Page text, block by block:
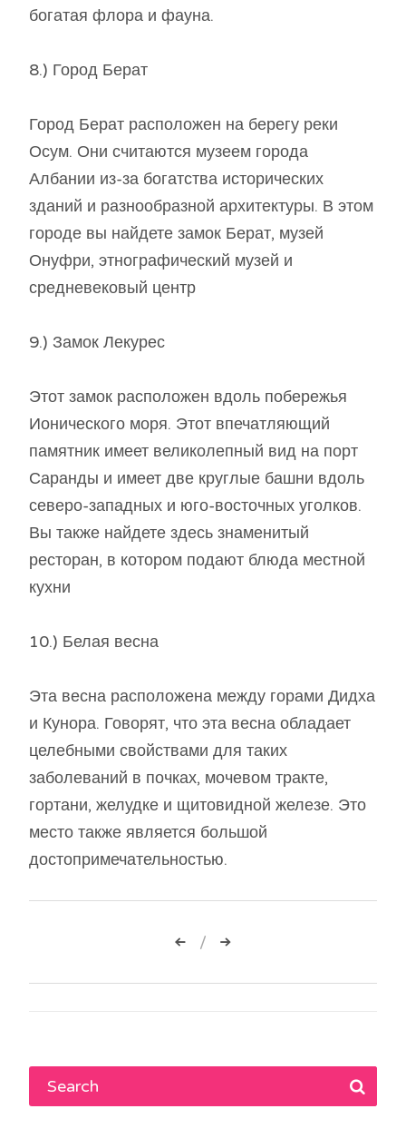
богатая флора и фауна.
8.) Город Берат
Город Берат расположен на берегу реки
Осум. Они считаются музеем города
Албании из-за богатства исторических
зданий и разнообразной архитектуры. В этом
городе вы найдете замок Берат, музей
Онуфри, этнографический музей и
средневековый центр
9.) Замок Лекурес
Этот замок расположен вдоль побережья
Ионического моря. Этот впечатляющий
памятник имеет великолепный вид на порт
Саранды и имеет две круглые башни вдоль
северо-западных и юго-восточных уголков.
Вы также найдете здесь знаменитый
ресторан, в котором подают блюда местной
кухни
10.) Белая весна
Эта весна расположена между горами Дидха
и Кунора. Говорят, что эта весна обладает
целебными свойствами для таких
заболеваний в почках, мочевом тракте,
гортани, желудке и щитовидной железе. Это
место также является большой
достопримечательностью.
Навигация
по